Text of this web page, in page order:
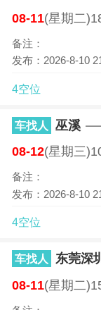
08-11(星期二
备注：
发布：2026-8-10
4空位
车找人 巫溪
08-12(星期三
备注：
发布：2026-8-10
4空位
车找人 东莞深
08-11(星期二